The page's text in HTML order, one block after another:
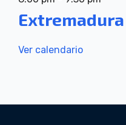
Ver calendario